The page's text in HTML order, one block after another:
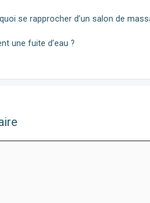
se rapprocher d’un salon de
une fuite d’eau ?